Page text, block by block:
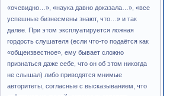
«очевидно…», «наука давно доказала…», «все
успешные бизнесмены знают, что…» и так
далее. При этом эксплуатируется ложная
гордость слушателя (если что-то подаётся как
«общеизвестное», ему бывает сложно
признаться даже себе, что он об этом никогда
не слышал) либо приводятся мнимые
авторитеты, согласные с высказыванием, что